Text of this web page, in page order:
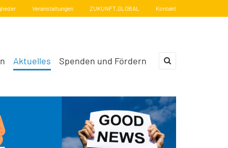
Veranstaltungen ZUKUNFT.GLOBAL Kontakt
Aktuelles Spenden und Fördern
×